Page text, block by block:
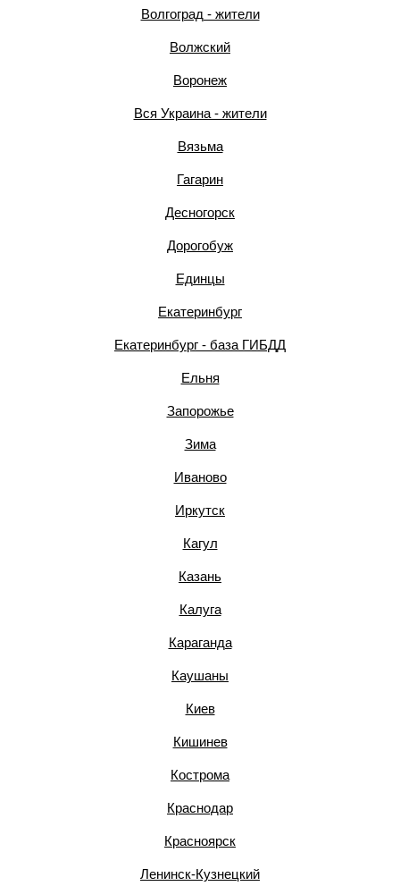
Волгоград - жители
Волжский
Воронеж
Вся Украина - жители
Вязьма
Гагарин
Десногорск
Дорогобуж
Единцы
Екатеринбург
Екатеринбург - база ГИБДД
Ельня
Запорожье
Зима
Иваново
Иркутск
Кагул
Казань
Калуга
Караганда
Каушаны
Киев
Кишинев
Кострома
Краснодар
Красноярск
Ленинск-Кузнецкий